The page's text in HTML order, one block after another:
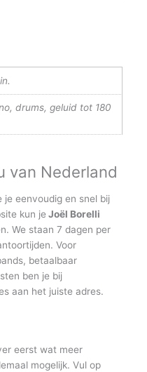
drums, geluid tot 180
van Nederland
je eenvoudig en snel bij
kun je Joël Borelli
We staan 7 dagen per
Voor
betaalbaar
ben je bij
aan het juiste adres.
eerst wat meer
mogelijk. Vul op